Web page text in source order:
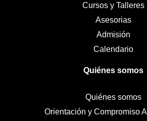
Cursos y Talleres
Asesorias
Admisión
Calendario
Quiénes somos
Quiénes somos
Orientación y Compromiso